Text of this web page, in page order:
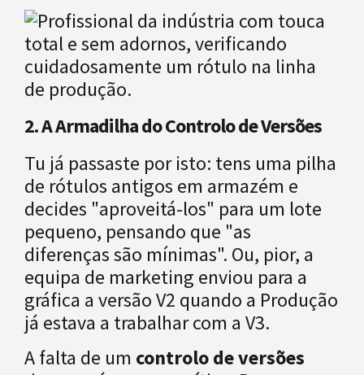
2. A Armadilha do Controlo de Versões
Tu já passaste por isto: tens uma pilha
de rótulos antigos em armazém e
decides "aproveitá-los" para um lote
pequeno, pensando que "as
diferenças são mínimas". Ou, pior, a
equipa de marketing enviou para a
gráfica a versão V2 quando a Produção
já estava a trabalhar com a V3.
A falta de um controlo de versões